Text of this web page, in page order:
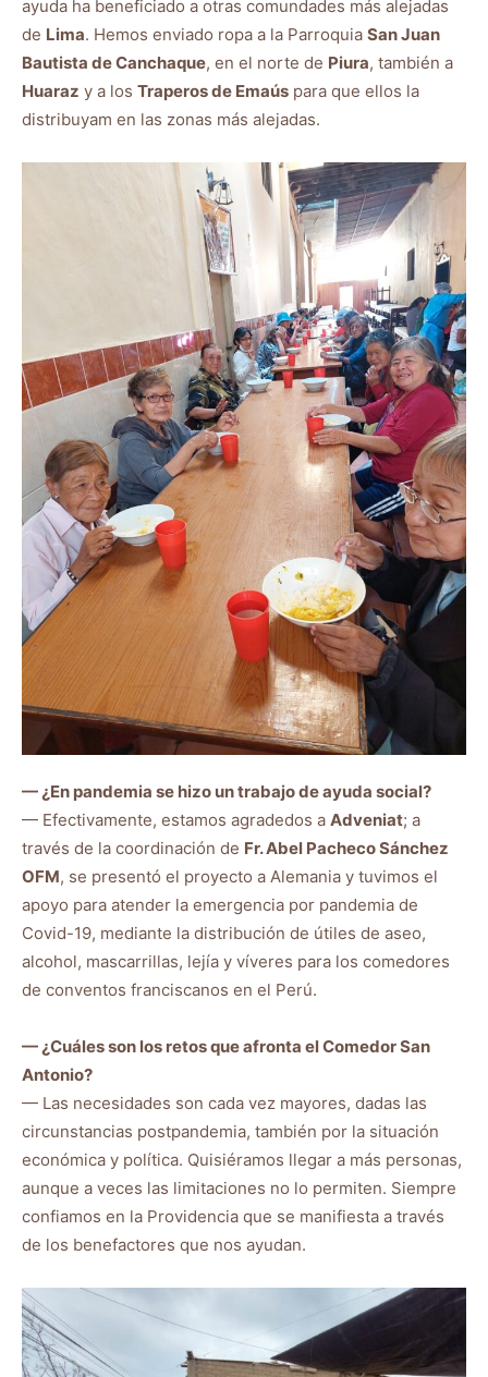
ayuda ha beneficiado a otras comundades más alejadas
de Lima. Hemos enviado ropa a la Parroquia San Juan
Bautista de Canchaque, en el norte de Piura, también a
Huaraz y a los Traperos de Emaús para que ellos la
distribuyam en las zonas más alejadas.
— ¿En pandemia se hizo un trabajo de ayuda social?
— Efectivamente, estamos agradedos a Adveniat; a
través de la coordinación de Fr. Abel Pacheco Sánchez
OFM, se presentó el proyecto a Alemania y tuvimos el
apoyo para atender la emergencia por pandemia de
Covid-19, mediante la distribución de útiles de aseo,
alcohol, mascarrillas, lejía y víveres para los comedores
de conventos franciscanos en el Perú.
— ¿Cuáles son los retos que afronta el Comedor San
Antonio?
— Las necesidades son cada vez mayores, dadas las
circunstancias postpandemia, también por la situación
económica y política. Quisiéramos llegar a más personas,
aunque a veces las limitaciones no lo permiten. Siempre
confiamos en la Providencia que se manifiesta a través
de los benefactores que nos ayudan.